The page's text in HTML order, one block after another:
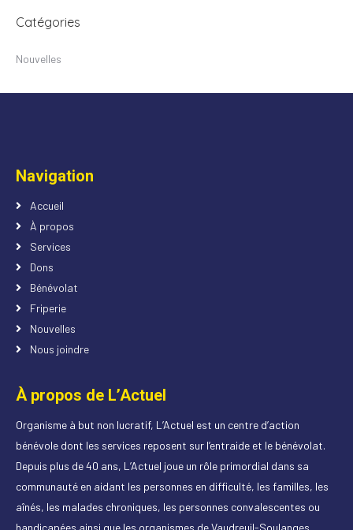
Catégories
Nouvelles
Navigation
Accueil
À propos
Services
Dons
Bénévolat
Friperie
Nouvelles
Nous joindre
À propos de L’Actuel
Organisme à but non lucratif, L’Actuel est un centre d’action
bénévole dont les services reposent sur l’entraide et le bénévolat.
Depuis plus de 40 ans, L’Actuel joue un rôle primordial dans sa
communauté en aidant les personnes en difficulté, les familles, les
aînés, les malades chroniques, les personnes convalescentes ou
handicapées ainsi que les organismes de Vaudreuil-Soulanges.